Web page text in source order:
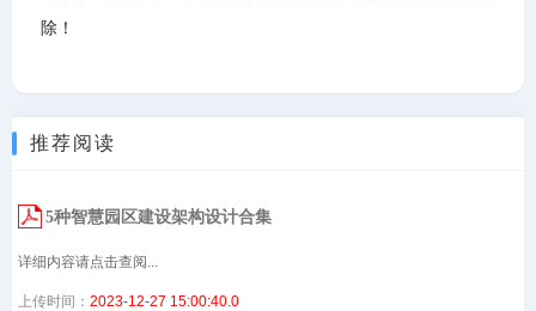
除！
推荐阅读
5种智慧园区建设架构设计合集
详细内容请点击查阅...
上传时间： 2023-12-27 15:00:40.0